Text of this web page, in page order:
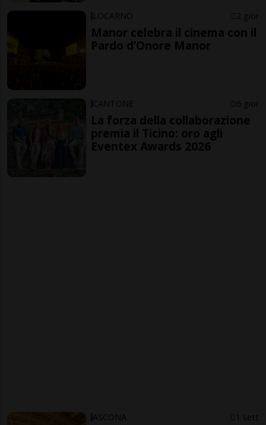
LOCARNO 2 gior
Manor celebra il cinema con il
Pardo d’Onore Manor
CANTONE 6 gior
La forza della collaborazione
premia il Ticino: oro agli
Eventex Awards 2026
ASCONA 1 sett